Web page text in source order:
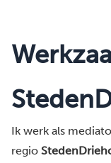
Ik werk als
regio